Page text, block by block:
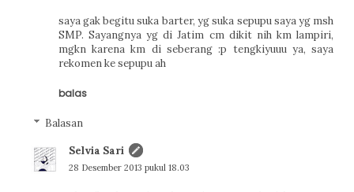
saya gak begitu suka barter, yg suka sepupu saya yg msh
SMP. Sayangnya yg di Jatim cm dikit nih km lampiri,
mgkn karena km di seberang :p tengkiyuuu ya, saya
rekomen ke sepupu ah
balas
Balasan
Selvia Sari
28 Desember 2013 pukul 18.03